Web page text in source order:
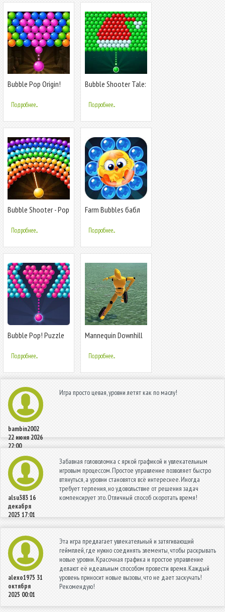
Bubble Pop Origin!
Подробнее...
Bubble Shooter Tale:
Подробнее...
Bubble Shooter - Pop
Подробнее...
Farm Bubbles бабл
Shooter Puzzle
Подробнее...
Bubble Pop! Puzzle
Подробнее...
Mannequin Downhill
Подробнее...
bambin2002
22 июня 2026
22:00
Игра просто цевая, уровни летят как по маслу!
alsu38316
декабря
2025 17:01
Забавная головоломка с яркой графикой и увлекательным
игровым процессом. Простое управление позволяет быстро
втянуться, а уровни становятся всё интереснее. Иногда
требует терпения, но удовольствие от решения задач
компенсирует это. Отличный способ скоротать время!
alexo1975 31
октября
2025 00:01
Эта игра предлагает увлекательный и затягивающий
геймплей, где нужно соединять элементы, чтобы раскрывать
новые уровни. Красочная графика и простое управление
делают её идеальным способом провести время. Каждый
уровень приносит новые вызовы, что не дает заскучать!
Рекомендую!